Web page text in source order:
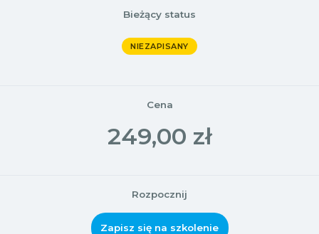
Bieżący status
NIEZAPISANY
Cena
249,00 zł
Rozpocznij
Zapisz się na szkolenie